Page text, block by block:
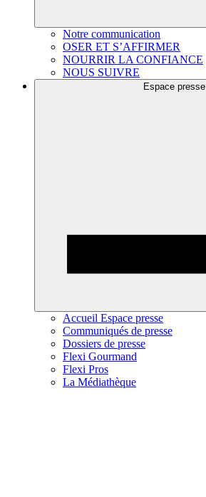
Notre communication
OSER ET S’AFFIRMER
NOURRIR LA CONFIANCE
NOUS SUIVRE
Espace presse
Accueil Espace presse
Communiqués de presse
Dossiers de presse
Flexi Gourmand
Flexi Pros
La Médiathèque